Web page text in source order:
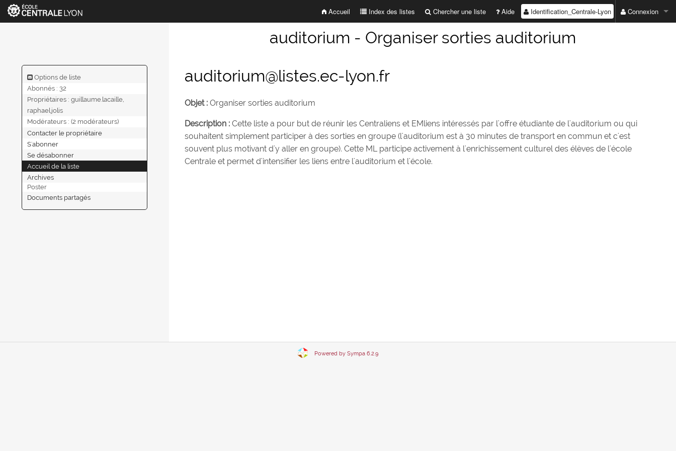
Accueil Index des listes Chercher une liste Aide Identification_Centrale-Lyon Connexion
Première
Mot de passe
auditorium - Organiser sorties auditorium
Options de liste
Abonnés : 32
Propriétaires : guillaume.lacaille,
raphael.jolis
Modérateurs : (2 modérateurs)
Contacter le propriétaire
S'abonner
Se désabonner
Accueil de la liste
Archives
Poster
Documents partagés
auditorium@listes.ec-lyon.fr
Objet : Organiser sorties auditorium
Description : Cette liste a pour but de réunir les Centraliens et EMliens intéressés par l'offre étudiante de l'auditorium ou qui
souhaitent simplement participer à des sorties en groupe (l'auditorium est à 30 minutes de transport en commun et c'est
souvent plus motivant d'y aller en groupe). Cette ML participe activement à l'enrichissement culturel des élèves de l'école
Centrale et permet d'intensifier les liens entre l'auditorium et l'école.
Powered by Sympa 6.2.9